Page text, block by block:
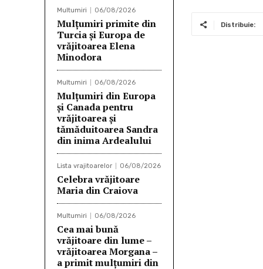
Multumiri 06/08/2026
Mulţumiri primite din
Turcia și Europa de
vrăjitoarea Elena
Minodora
Multumiri 06/08/2026
Mulțumiri din Europa
și Canada pentru
vrăjitoarea și
tămăduitoarea Sandra
din inima Ardealului
Lista vrajitoarelor 06/08/2026
Celebra vrăjitoare
Maria din Craiova
Multumiri 06/08/2026
Cea mai bună
vrăjitoare din lume –
vrăjitoarea Morgana –
a primit mulțumiri din
oDistribuie: